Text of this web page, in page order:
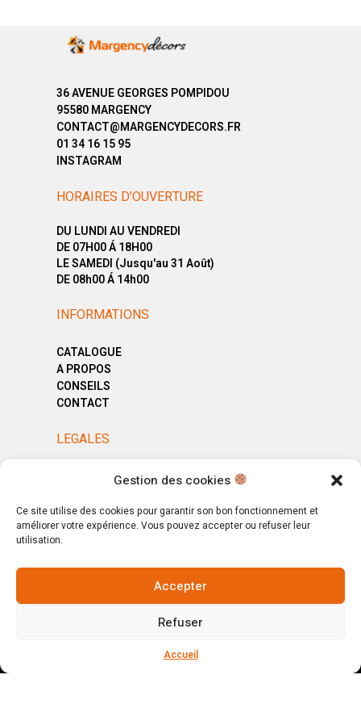
Gestion des cookies
Ce site utilise des cookies pour garantir son bon fonctionnement et
améliorer votre expérience. Vous pouvez accepter ou refuser leur
utilisation.
Accepter
Refuser
Accueil
36 AVENUE GEORGES POMPIDOU
95580 MARGENCY
CONTACT@MARGENCYDECORS.FR
01 34 16 15 95
INSTAGRAM
HORAIRES D’OUVERTURE
DU LUNDI AU VENDREDI
DE 07H00 Á 18H00
LE SAMEDI (Jusqu'au 31 Août)
DE 08h00 Á 14h00
INFORMATIONS
CATALOGUE
A PROPOS
CONSEILS
CONTACT
LEGALES
MENTIONS LÉGALES
CGV
© Copyright 2025. All Rights Reserved.
Votre magasin, votre intérieur.